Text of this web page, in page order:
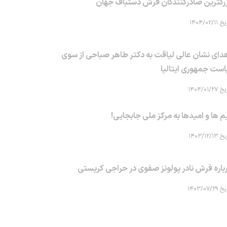
۰۲/۱۱
نشان عالی لیاقت به دکتر طاهر صباحی از سوی
جمهوری ایتالیا
۰۱/۲۷
ها و امیدها به مرکز ملی جابجایی!
۱۲/۱۳
فرش نادر پولونز صفوی در حراجی کریستی
۰۷/۲۹